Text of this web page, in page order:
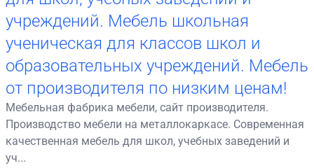
учреждений. Мебель школьная
ученическая для классов школ и
образовательных учреждений. Мебель
от производителя по низким ценам!
Мебельная фабрика мебели, сайт производителя.
Производство мебели на металлокаркасе. Современная
качественная мебель для школ, учебных заведений и
уч...